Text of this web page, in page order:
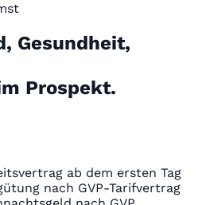
Gesundheit,
Prospekt.
ab dem ersten Tag
nach GVP-Tarifvertrag